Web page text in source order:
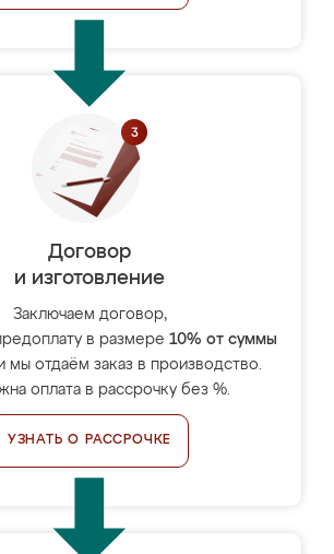
Договор
и изготовление
Заключаем договор,
в размере 10% от суммы
мы отдаём заказ в производство.
оплата в рассрочку без %.
УЗНАТЬ О РАССРОЧКЕ